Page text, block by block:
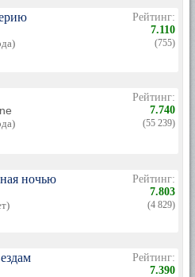
Рейтинг:
7.110
(755)
Рейтинг:
7.740
(55 239)
ночью
Рейтинг:
7.803
(4 829)
Рейтинг:
7.390